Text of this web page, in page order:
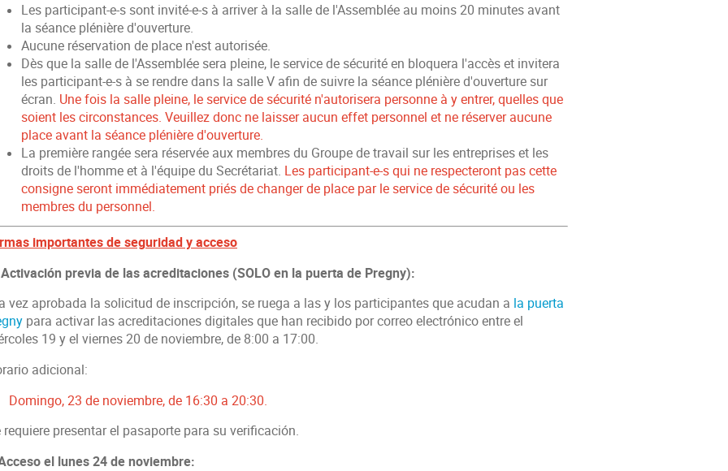
Les participant-e-s sont invité-e-s à arriver à la salle de l'Assemblée au moins 20 minutes avant
la séance plénière d'ouverture.
Aucune réservation de place n'est autorisée.
Dès que la salle de l'Assemblée sera pleine, le service de sécurité en bloquera l'accès et invitera
les participant-e-s à se rendre dans la salle V afin de suivre la séance plénière d'ouverture sur
écran. Une fois la salle pleine, le service de sécurité n'autorisera personne à y entrer, quelles que
soient les circonstances. Veuillez donc ne laisser aucun effet personnel et ne réserver aucune
place avant la séance plénière d'ouverture.
La première rangée sera réservée aux membres du Groupe de travail sur les entreprises et les
droits de l'homme et à l'équipe du Secrétariat. Les participant-e-s qui ne respecteront pas cette
consigne seront immédiatement priés de changer de place par le service de sécurité ou les
membres du personnel.
importantes de seguridad y acceso
previa de las acreditaciones (SOLO en la puerta de Pregny):
vez aprobada la solicitud de inscripción, se ruega a las y los participantes que acudan a la puerta
para activar las acreditaciones digitales que han recibido por correo electrónico entre el
19 y el viernes 20 de noviembre, de 8:00 a 17:00.
adicional:
Domingo, 23 de noviembre, de 16:30 a 20:30.
requiere presentar el pasaporte para su verificación.
el lunes 24 de noviembre: